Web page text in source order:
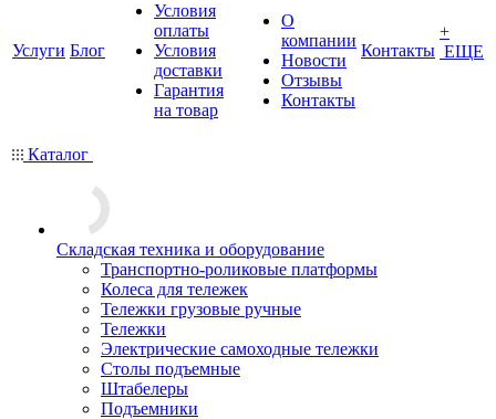
Услуги Блог
Условия
оплаты
Условия
доставки
Гарантия
на товар
О
компании
Новости
Отзывы
Контакты
Контакты
+
ЕЩЕ
Каталог
Складская техника и оборудование
Транспортно-роликовые платформы
Колеса для тележек
Тележки грузовые ручные
Тележки
Электрические самоходные тележки
Столы подъемные
Штабелеры
Подъемники